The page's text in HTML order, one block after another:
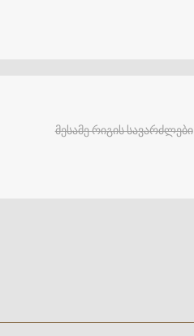
მესამე რიგის სავარძლები